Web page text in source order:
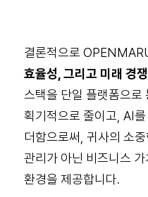
결론적으로
효율성, 그리고 미래 경
스택을 단일 플랫폼으로
획기적으로 줄이고, AI
더함으로써, 귀사의 소
관리가 아닌 비즈니스
환경을 제공합니다.